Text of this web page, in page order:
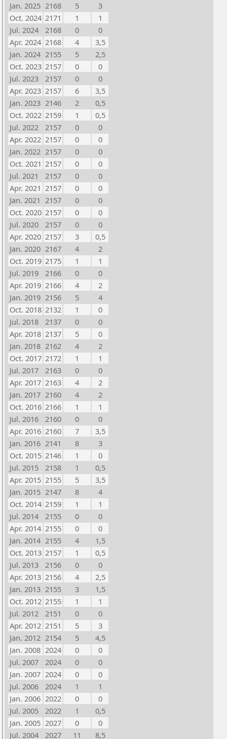
Jan. 2025 2168 5
3
Oct. 2024 2171 1
1
Jul. 2024
2168 0
0
Apr. 2024 2168 4
3,5
Jan. 2024 2155 5
2,5
Oct. 2023 2157 0
0
Jul. 2023
2157 0
0
Apr. 2023 2157 6
3,5
Jan. 2023 2146 2
0,5
Oct. 2022 2159 1
0,5
Jul. 2022
2157 0
0
Apr. 2022 2157 0
0
Jan. 2022 2157 0
0
Oct. 2021 2157 0
0
Jul. 2021
2157 0
0
Apr. 2021 2157 0
0
Jan. 2021 2157 0
0
Oct. 2020 2157 0
0
Jul. 2020
2157 0
0
Apr. 2020 2157 3
0,5
Jan. 2020 2167 4
2
Oct. 2019 2175 1
1
Jul. 2019
2166 0
0
Apr. 2019 2166 4
2
Jan. 2019 2156 5
4
Oct. 2018 2132 1
0
Jul. 2018
2137 0
0
Apr. 2018 2137 5
0
Jan. 2018 2162 4
2
Oct. 2017 2172 1
1
Jul. 2017
2163 0
0
Apr. 2017 2163 4
2
Jan. 2017 2160 4
2
Oct. 2016 2166 1
1
Jul. 2016
2160 0
0
Apr. 2016 2160 7
3,5
Jan. 2016 2141 8
3
Oct. 2015 2146 1
0
Jul. 2015
2158 1
0,5
Apr. 2015 2155 5
3,5
Jan. 2015 2147 8
4
Oct. 2014 2159 1
1
Jul. 2014
2155 0
0
Apr. 2014 2155 0
0
Jan. 2014 2155 4
1,5
Oct. 2013 2157 1
0,5
Jul. 2013
2156 0
0
Apr. 2013 2156 4
2,5
Jan. 2013 2155 3
1,5
Oct. 2012 2155 1
1
Jul. 2012
2151 0
0
Apr. 2012 2151 5
3
Jan. 2012 2154 5
4,5
Jan. 2008 2024 0
0
Jul. 2007
2024 0
0
Jan. 2007 2024 0
0
Jul. 2006
2024 1
1
Jan. 2006 2022 0
0
Jul. 2005
2022 1
0,5
Jan. 2005 2027 0
0
Jul. 2004
2027 11 8,5